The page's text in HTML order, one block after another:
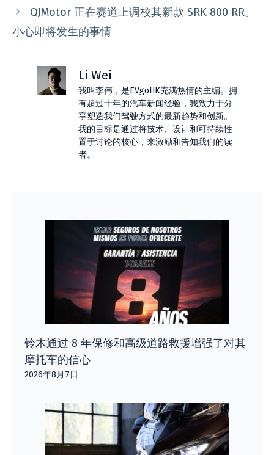
QJMotor 正在赛道上调校其新款 SRK 800 RR。
小心即将发生的事情
Li Wei
我叫李伟，是EVgoHK充满热情的主编。拥
有超过十年的汽车新闻经验，我致力于分
享塑造我们驾驶方式的最新趋势和创新。
我的目标是通过将技术、设计和可持续性
置于讨论的核心，来激励和告知我们的读
者。
铃木通过 8 年保修和高级道路救援增强了对其
摩托车的信心
2026年8月7日